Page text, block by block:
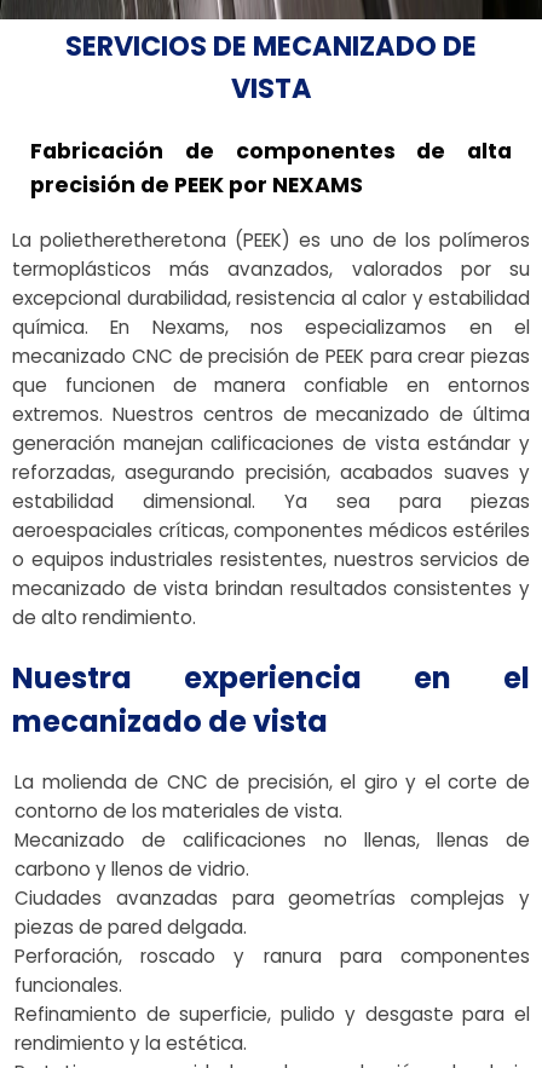
SERVICIOS DE MECANIZADO DE
VISTA
Fabricación de componentes de alta
precisión de PEEK por NEXAMS
La polietheretheretona (PEEK) es uno de los polímeros
termoplásticos más avanzados, valorados por su
excepcional durabilidad, resistencia al calor y estabilidad
química. En Nexams, nos especializamos en el
mecanizado CNC de precisión de PEEK para crear piezas
que funcionen de manera confiable en entornos
extremos. Nuestros centros de mecanizado de última
generación manejan calificaciones de vista estándar y
reforzadas, asegurando precisión, acabados suaves y
estabilidad dimensional. Ya sea para piezas
aeroespaciales críticas, componentes médicos estériles
o equipos industriales resistentes, nuestros servicios de
mecanizado de vista brindan resultados consistentes y
de alto rendimiento.
Nuestra experiencia en el
mecanizado de vista
La molienda de CNC de precisión, el giro y el corte de
contorno de los materiales de vista.
Mecanizado de calificaciones no llenas, llenas de
carbono y llenos de vidrio.
Ciudades avanzadas para geometrías complejas y
piezas de pared delgada.
Perforación, roscado y ranura para componentes
funcionales.
Refinamiento de superficie, pulido y desgaste para el
rendimiento y la estética.